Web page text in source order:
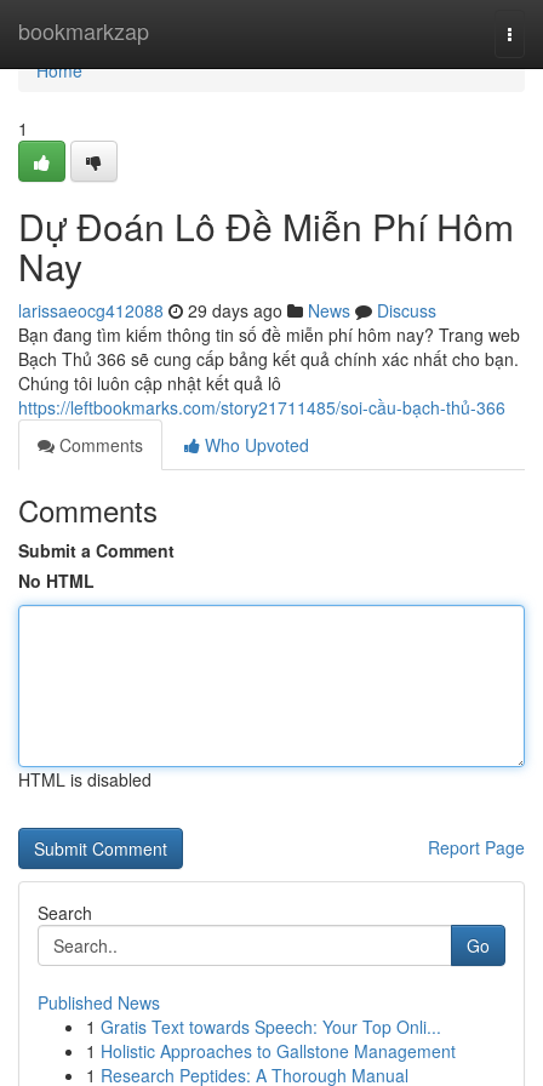
bookmarkzap
Home
Home
1
Dự Đoán Lô Đề Miễn Phí Hôm
Nay
larissaeocg412088 29 days ago News
Discuss
Bạn đang tìm kiếm thông tin số đề miễn phí hôm nay? Trang web
Bạch Thủ 366 sẽ cung cấp bảng kết quả chính xác nhất cho bạn.
Chúng tôi luôn cập nhật kết quả lô
https://leftbookmarks.com/story21711485/soi-cầu-bạch-thủ-366
Comments
Who Upvoted
Comments
Submit a Comment
No HTML
HTML is disabled
Report Page
Search
Go
Published News
1 Gratis Text towards Speech: Your Top Onli...
1 Holistic Approaches to Gallstone Management
1 Research Peptides: A Thorough Manual